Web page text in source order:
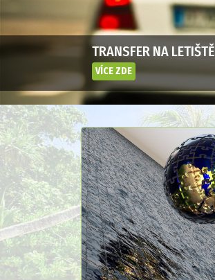
TRANSFER NA LETIŠTĚ
VÍCE ZDE